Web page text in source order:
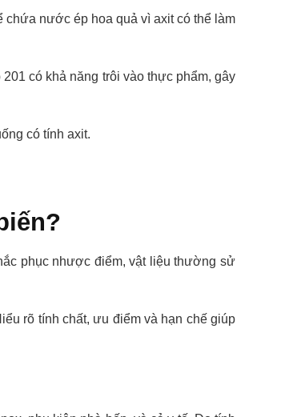
chứa nước ép hoa quả vì axit có thể làm
có khả năng trôi vào thực phẩm, gây
có tính axit.
phục nhược điểm, vật liệu thường sử
rõ tính chất, ưu điểm và hạn chế giúp